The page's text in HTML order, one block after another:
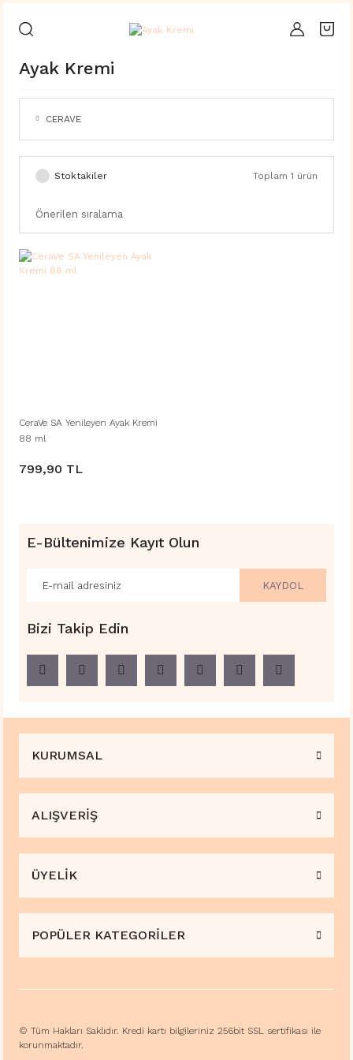
Ayak Kremi
CERAVE
Stoktakiler Toplam 1 ürün
CeraVe SA Yenileyen Ayak Kremi
88 ml
799,90 TL
E-Bültenimize Kayıt Olun
KAYDOL
Bizi Takip Edin
KURUMSAL
ALIŞVERİŞ
ÜYELİK
POPÜLER KATEGORİLER
© Tüm Hakları Saklıdır. Kredi kartı bilgileriniz 256bit SSL sertifikası ile
korunmaktadır.